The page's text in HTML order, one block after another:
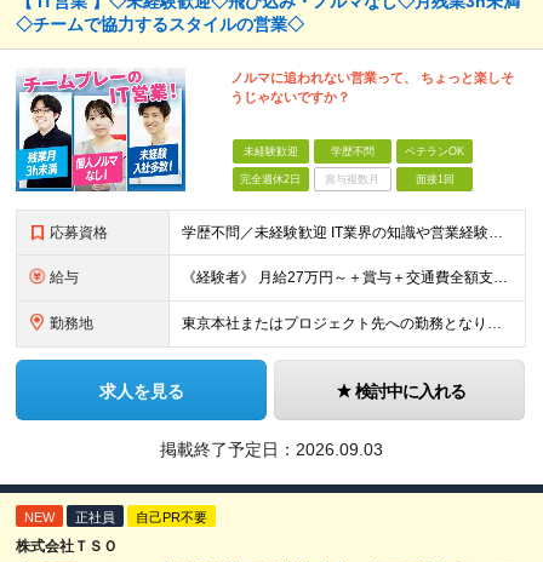
◇チームで協力するスタイルの営業◇
ノルマに追われない営業って、 ちょっと楽しそ
うじゃないですか？
未経験歓迎 学歴不問 ベテランOK
完全週休2日 賞与複数月 面接1回
応募資格 学歴不問／未経験歓迎 IT業界の知識や営業経験は問いません。 大切にしたいのは、これまでの経歴よりも「人と話すことが好き」「チームで仕事を進めたい」という気持ちです。 ◆ こんな方とお会いしたいで
給与 《経験者》 月給27万円～＋賞与＋交通費全額支給 《未経験者》 月給23万円～＋賞与＋交通費全額支給 ※上記月給には固定残業代（20時間分／《経験者》34,000円～《未経験者》31,100円～）
勤務地 東京本社またはプロジェクト先への勤務となります ■本社 東京都豊島区南池袋3-13-8 ホウエイビル9F ＜アクセス＞ 各線「池袋駅」から徒歩5分 ■東京開発センター 東京都豊島区南池袋3-13-
求人を見る 検討中に入れる
掲載終了予定日： 2026.09.03
NEW 正社員 自己PR不要
株式会社ＴＳＯ